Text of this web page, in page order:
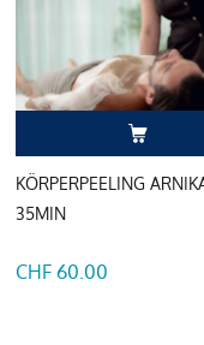
KÖRPERPEELING
35MIN
CHF 60.00